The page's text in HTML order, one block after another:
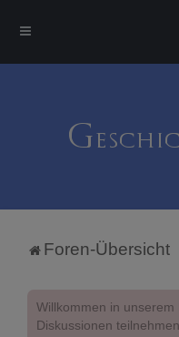
Foren-Übersicht
Willkommen in
Diskussionen